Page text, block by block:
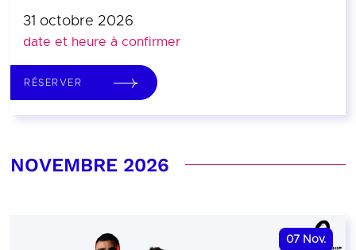
31 octobre 2026
date et heure à confirmer
RÉSERVER
NOVEMBRE 2026
07 Nov.